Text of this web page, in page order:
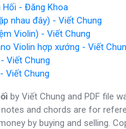
Hối - Đăng Khoa
nhau đây) - Viết Chung
Violin) - Viết Chung
Violin hợp xướng - Viết
Viết Chung
Viết Chung
by Viết Chung and PDF file
and chords are for
by buying and selling.